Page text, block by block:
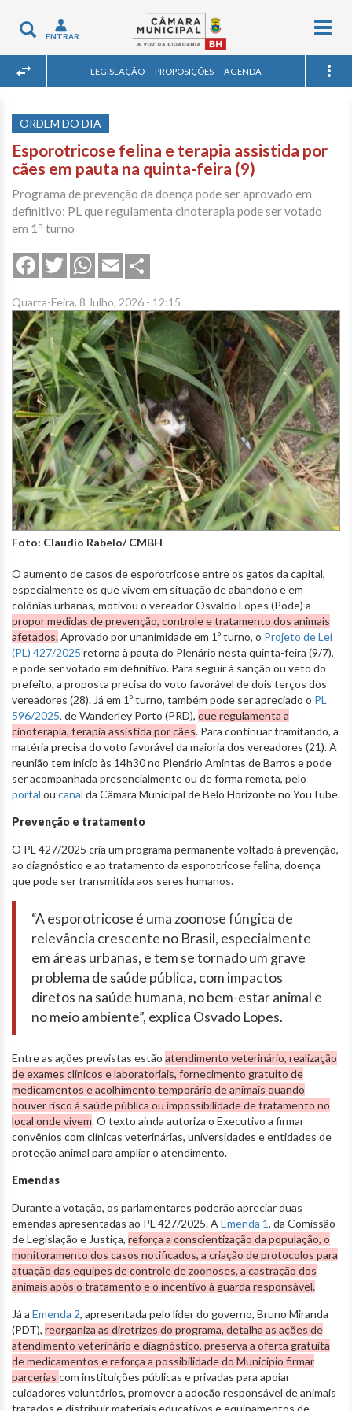
Toggle
navigation
ENTRAR
LEGISLAÇÃO PROPOSIÇÕES AGENDA
ORDEM DO DIA
Esporotricose felina e terapia assistida por
cães em pauta na quinta-feira (9)
Programa de prevenção da doença pode ser aprovado em
definitivo; PL que regulamenta cinoterapia pode ser votado
em 1º turno
FacebookTwitterWhatsApp
Email
Quarta-Feira, 8 Julho, 2026 - 12:15
Foto: Claudio Rabelo/ CMBH
O aumento de casos de esporotricose entre os gatos da capital,
especialmente os que vivem em situação de abandono e em
colônias urbanas, motivou o vereador Osvaldo Lopes (Pode) a
propor medidas de prevenção, controle e tratamento dos animais
afetados.Aprovado por unanimidade em 1º turno, o Projeto de Lei
(PL) 427/2025 retorna à pauta do Plenário nesta quinta-feira (9/7),
e pode ser votado em definitivo. Para seguir à sanção ou veto do
prefeito, a proposta precisa do voto favorável de dois terços dos
vereadores (28). Já em 1º turno, também pode ser apreciado o PL
596/2025, de Wanderley Porto (PRD), que regulamenta a
cinoterapia, terapia assistida por cães. Para continuar tramitando, a
matéria precisa do voto favorável da maioria dos vereadores (21). A
reunião tem início às 14h30 no Plenário Amintas de Barros e pode
ser acompanhada presencialmente ou de forma remota, pelo
portal ou canal da Câmara Municipal de Belo Horizonte no YouTube.
Prevenção e tratamento
O PL 427/2025 cria um programa permanente voltado à prevenção,
ao diagnóstico e ao tratamento da esporotricose felina, doença
que pode ser transmitida aos seres humanos.
“A esporotricose é uma zoonose fúngica de
relevância crescente no Brasil, especialmente
em áreas urbanas, e tem se tornado um grave
problema de saúde pública, com impactos
diretos na saúde humana, no bem-estar animal e
no meio ambiente”, explica Osvado Lopes.
Entre as ações previstas estão atendimento veterinário, realização
de exames clínicos e laboratoriais, fornecimento gratuito de
medicamentos e acolhimento temporário de animais quando
houver risco à saúde pública ou impossibilidade de tratamento no
local onde vivem. O texto ainda autoriza o Executivo a firmar
convênios com clínicas veterinárias, universidades e entidades de
proteção animal para ampliar o atendimento.
Emendas
Durante a votação, os parlamentares poderão apreciar duas
emendas apresentadas ao PL 427/2025. A Emenda 1, da Comissão
de Legislação e Justiça, reforça a conscientização da população, o
monitoramento dos casos notificados, a criação de protocolos para
atuação das equipes de controle de zoonoses, a castração dos
animais após o tratamento e o incentivo à guarda responsável.
Já a Emenda 2, apresentada pelo líder do governo, Bruno Miranda
(PDT), reorganiza as diretrizes do programa, detalha as ações de
atendimento veterinário e diagnóstico, preserva a oferta gratuita
de medicamentos e reforça a possibilidade do Município firmar
parcerias com instituições públicas e privadas para apoiar
cuidadores voluntários, promover a adoção responsável de animais
tratados e distribuir materiais educativos e equipamentos de